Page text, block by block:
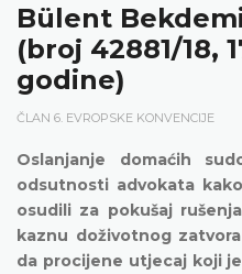
Bülent
(broj 42881/18,
godine)
ČLAN 6. EVROPSKE KONVENCIJE
Oslanjanje domaćih
odsutnosti advokata
osudili za pokušaj
kaznu doživotnog
da procijene utjecaj koji